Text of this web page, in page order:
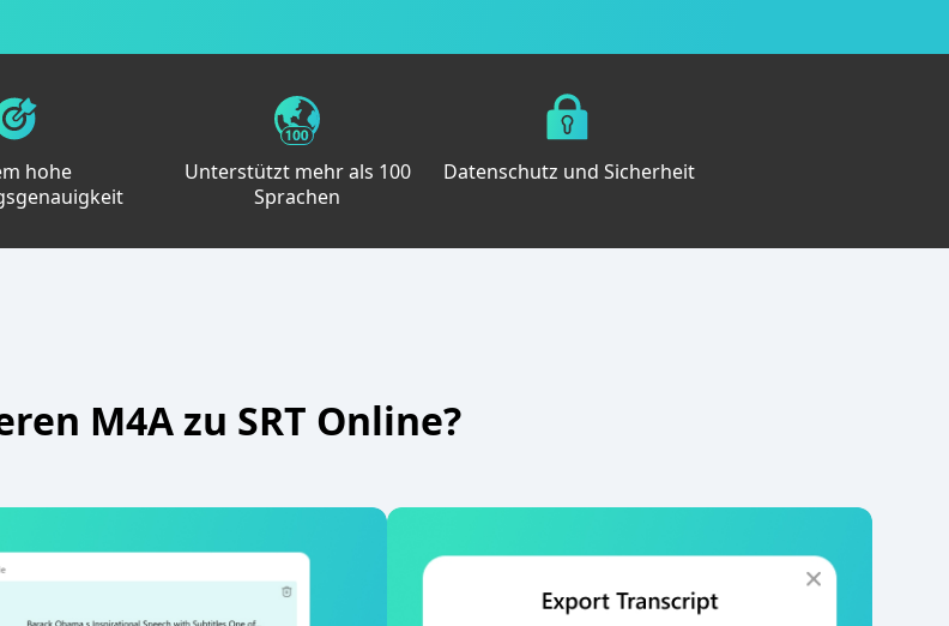
hohe
Unterstützt mehr als 100
Sprachen
Datenschutz und Sicherheit
M4A zu SRT Online?